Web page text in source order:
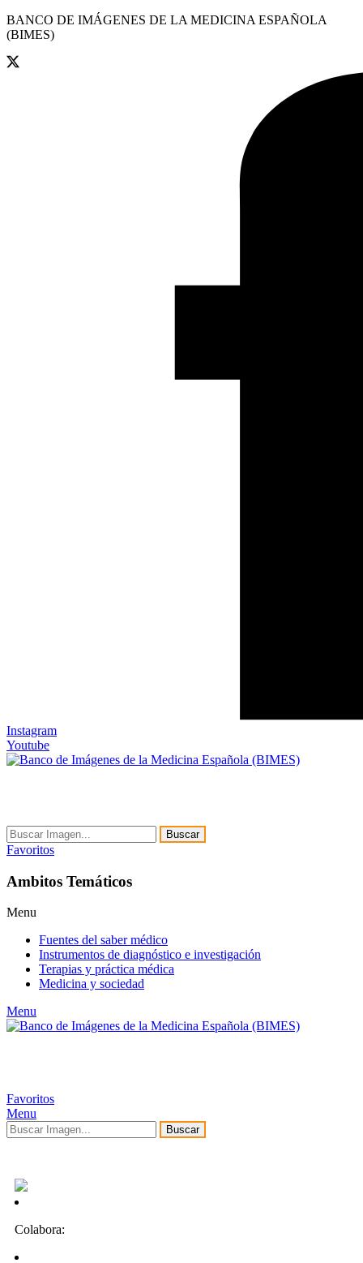
BANCO DE IMÁGENES DE LA MEDICINA ESPAÑOLA
(BIMES)
Instagram
Youtube
Buscar
Favoritos
Ambitos Temáticos
Menu
Fuentes del saber médico
Instrumentos de diagnóstico e investigación
Terapias y práctica médica
Medicina y sociedad
Menu
Favoritos
Menu
Buscar
Colabora: